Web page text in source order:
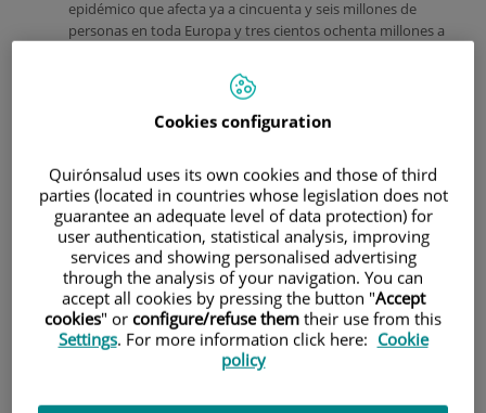
epidémico que afecta ya a cincuenta y seis millones de
personas en toda Europa y tres cientos ochenta millones a
haya crecido exponecialmente. Debido a esta expansión y,
la que vendrá en los próximos años, ha surgido lo que
denominamos"Diaglobesidad".
Cookies configuration
Quirónsalud uses its own cookies and those of third
parties (located in countries whose legislation does not
guarantee an adequate level of data protection) for
user authentication, statistical analysis, improving
services and showing personalised advertising
through the analysis of your navigation. You can
accept all cookies by pressing the button "Accept
cookies" or configure/refuse them their use from this
Settings. For more information click here: Cookie
policy